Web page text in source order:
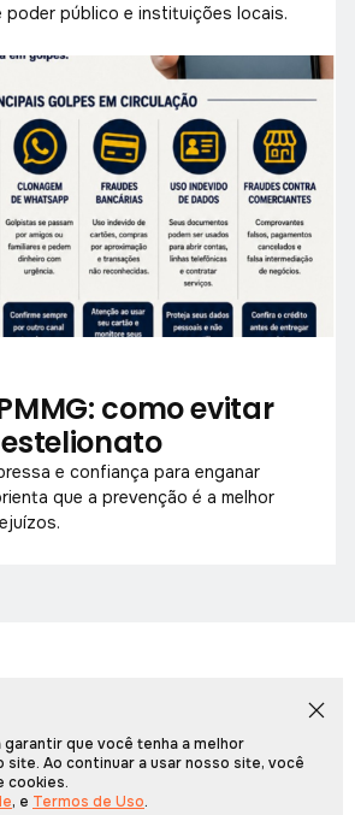
poder público e instituições locais.
como evitar
e confiança para enganar
que a prevenção é a melhor
EspeciaisRádio PCN
Todos os direitos reservados.
que você tenha a melhor
site. Ao continuar a usar nosso site, você
cookies.
, e Termos de Uso.